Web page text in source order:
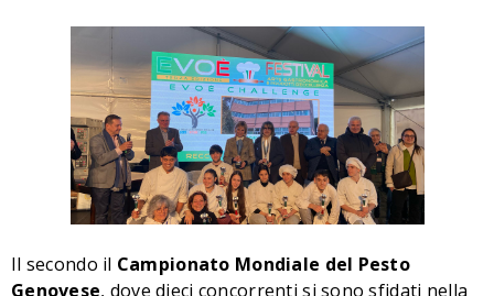
Il secondo il Campionato Mondiale del Pesto
Genovese, dove dieci concorrenti si sono sfidati nella